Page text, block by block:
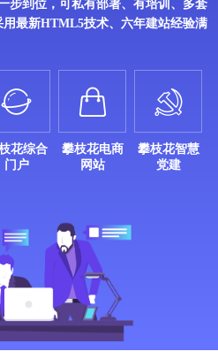
步到位，可私有部署、有培训、多套
用最新HTML5技术、六年建站经验满

花综合
门户

攀枝花电商
网站

攀枝花智慧
党建